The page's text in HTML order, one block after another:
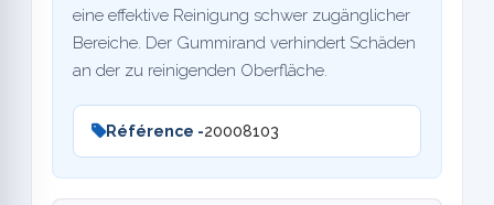
eine effektive Reinigung schwer zugänglicher
Bereiche. Der Gummirand verhindert Schäden
an der zu reinigenden Oberfläche.
Référence -20008103